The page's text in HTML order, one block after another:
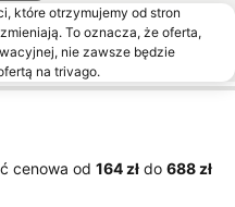
które otrzymujemy od stron
To oznacza, że oferta,
nie zawsze będzie
na trivago.
cenowa od ‎164 zł do ‎688 zł